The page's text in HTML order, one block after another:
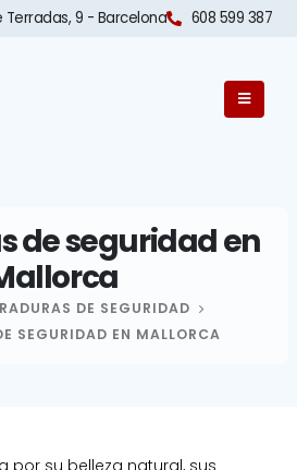
Terradas, 9 - Barcelona​ 608 599 387
de seguridad en
DE SEGURIDAD
SEGURIDAD EN MALLORCA
por su belleza natural, sus